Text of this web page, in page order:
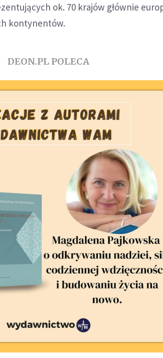
ok. 70 krajów głównie
kontynentów.
DEON.PL POLECA